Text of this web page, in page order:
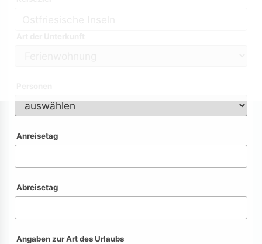
Anreisetag
Abreisetag
Angaben zur Art des Urlaubs